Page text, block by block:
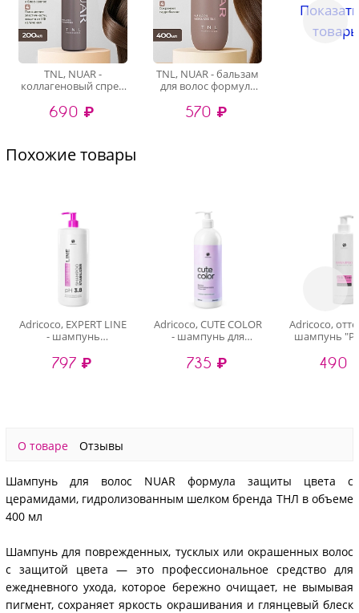
TNL, NUAR -
коллагеновый спрей
аминокислотами и
протеинами риса,
690 ₽
TNL, NUAR - бальзам
для волос формула
церамидами,
гидролизованным
570 ₽
Похожие товары
Adricoco, EXPERT LINE
- шампунь
для волос, 1000 мл
797 ₽
Adricoco, CUTE COLOR
- шампунь для
ягодами годжи, 1000
мл
735 ₽
Adricoco,
шампунь
маслом
мл
490
О товаре Отзывы
Шампунь для волос NUAR формула защиты цвета с
церамидами, гидролизованным шелком бренда ТНЛ в объеме
400 мл
Шампунь для поврежденных, тусклых или окрашенных волос
с защитой цвета — это профессиональное средство для
ежедневного ухода, которое бережно очищает, не вымывая
пигмент, сохраняет яркость окрашивания и глянцевый блеск